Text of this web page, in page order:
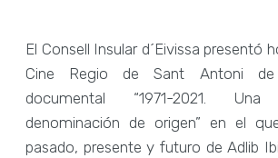
El Consell Insular d´Eivissa presentó
Cine Regio de Sant Antoni
documental “1971-2021.
denominación de origen” en el
pasado, presente y futuro de Adlib